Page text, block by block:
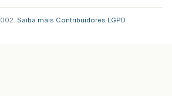
Saiba mais Contribuidores LGPD